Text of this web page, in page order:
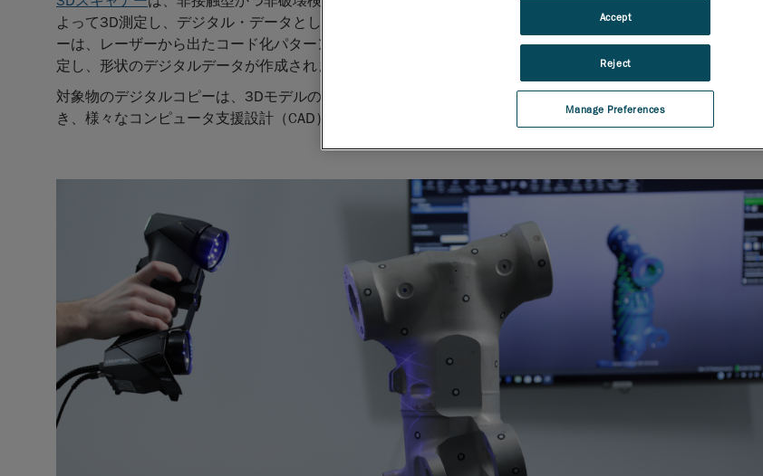
よって3D測定し、デジタル・データとして取り込みます。ユーザーが対象物をスキャンすると、3Dスキャナ
ーは、レーザーから出たコード化パターン光を投影します。このコード化パターンによって対象物の形状を特
定し、形状のデジタルデータが作成されます。
対象物のデジタルコピーは、3Dモデルの表現の1つであるポリゴンメッシュ・ファイルとしてエクスポートで
き、様々なコンピュータ支援設計（CAD）や検査、3Dプリント・ソフトウェアで利用されます。
Manage Preferences
Reject
Accept